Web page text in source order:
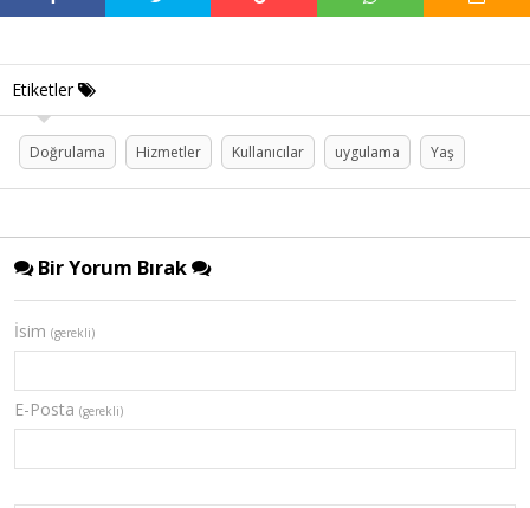
Etiketler
Doğrulama Hizmetler Kullanıcılar uygulama Yaş
Bir Yorum Bırak
İsim (gerekli)
E-Posta (gerekli)